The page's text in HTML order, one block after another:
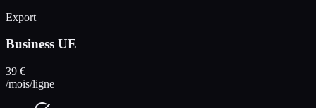
Export
Business UE
39 €
/mois/ligne